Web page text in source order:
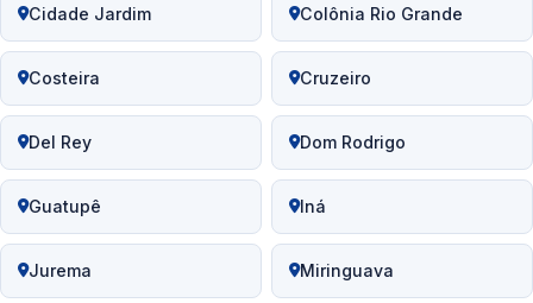
Cidade Jardim Colônia Rio Grande
Costeira Cruzeiro
Del Rey Dom Rodrigo
Guatupê Iná
Jurema Miringuava